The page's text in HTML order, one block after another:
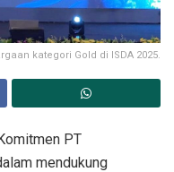
kategori Gold di ISDA 2025.
PT
mendukung